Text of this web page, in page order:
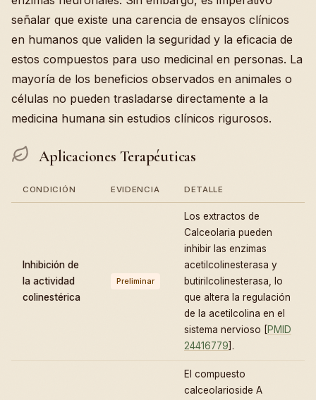
señalar que existe una carencia de ensayos clínicos
en humanos que validen la seguridad y la eficacia de
estos compuestos para uso medicinal en personas. La
mayoría de los beneficios observados en animales o
células no pueden trasladarse directamente a la
medicina humana sin estudios clínicos rigurosos.
Aplicaciones Terapéuticas
CONDICIÓN EVIDENCIA DETALLE
Inhibición de
la actividad
colinestérica
Preliminar
Los extractos de
Calceolaria pueden
inhibir las enzimas
acetilcolinesterasa y
butirilcolinesterasa, lo
que altera la regulación
de la acetilcolina en el
sistema nervioso [PMID
24416779].
El compuesto
calceolarioside A